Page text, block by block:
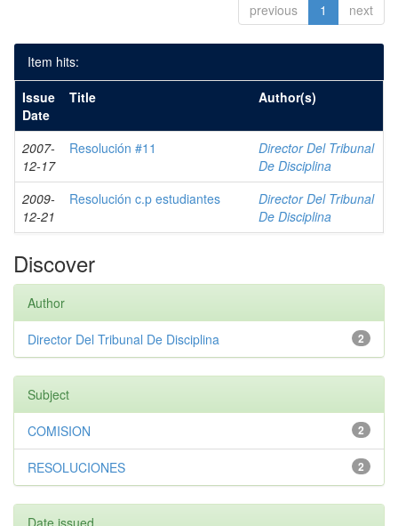
previous 1 next
Item hits:
Issue
Date
Title Author(s)
2007-
12-17
Resolución #11
Director Del Tribunal
De Disciplina
2009-
12-21
Resolución c.p estudiantes
Director Del Tribunal
De Disciplina
Discover
Author
2
Director Del Tribunal De Disciplina
Subject
2
COMISION
2
RESOLUCIONES
Date issued